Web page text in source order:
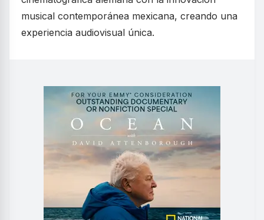
musical contemporánea mexicana, creando una
experiencia audiovisual única.